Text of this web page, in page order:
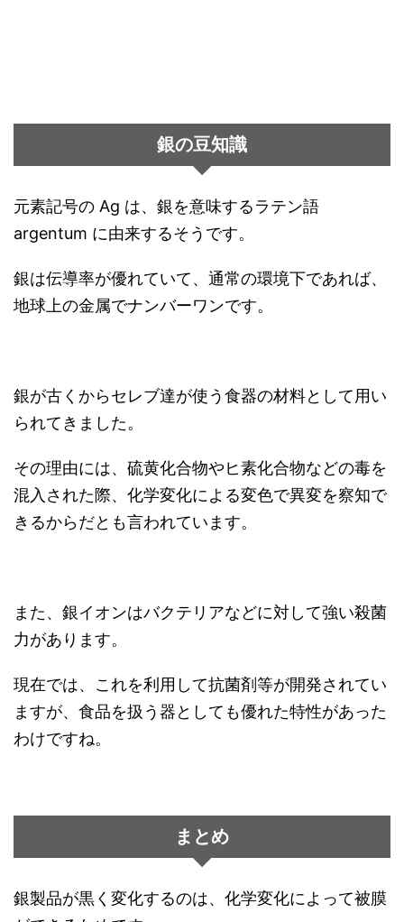
銀の豆知識
元素記号の Ag は、銀を意味するラテン語
argentum に由来するそうです。
銀は伝導率が優れていて、通常の環境下であれば、
地球上の金属でナンバーワンです。
銀が古くからセレブ達が使う食器の材料として用い
られてきました。
その理由には、硫黄化合物やヒ素化合物などの毒を
混入された際、化学変化による変色で異変を察知で
きるからだとも言われています。
また、銀イオンはバクテリアなどに対して強い殺菌
力があります。
現在では、これを利用して抗菌剤等が開発されてい
ますが、食品を扱う器としても優れた特性があった
わけですね。
まとめ
銀製品が黒く変化するのは、化学変化によって被膜